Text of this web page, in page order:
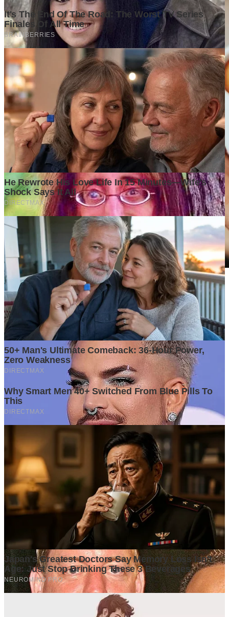
Family Friendly Cafe in Canggu with Kids & Toddlers: 10 Best
Cafés for Parents & Little Ones
2 weeks ago
GrapadiNews
©2026 GrapadiNews. All rights reserved.